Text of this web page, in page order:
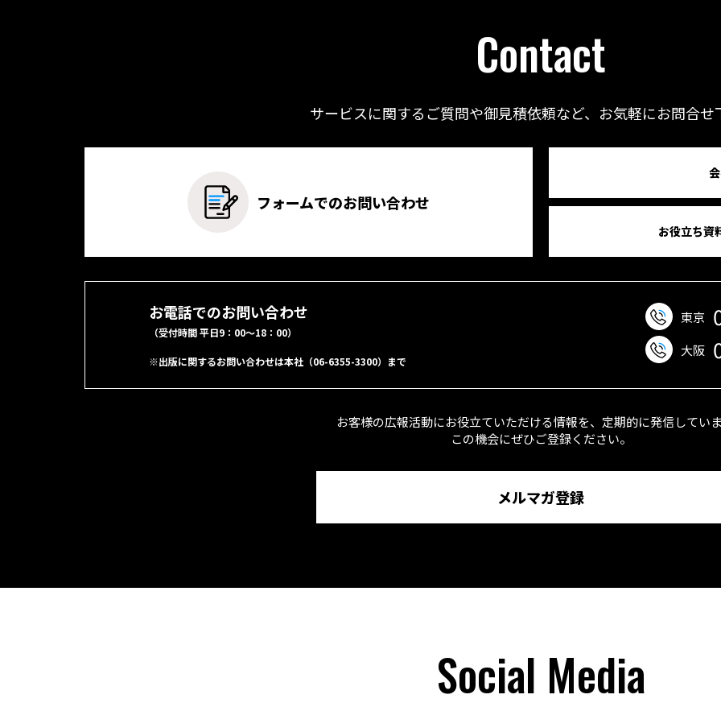
Contact
サービスに関するご質問や御見積依頼など、 お気軽にお問合せ
フォームでのお問い合わせ
お役立ち資
お電話でのお問い合わせ
（受付時間 平日9：00～18：00）
※出版に関するお問い合わせは本社 （06-6355-3300）まで
東京
大阪
お客様の広報活動にお役立ていただける情報を、 定期的に発信してい
この機会にぜひご登録ください。
メルマガ登録
Social Media